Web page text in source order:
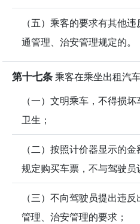
（五）乘客的要求有其他
通管理、治安管理规定的。
第十七条乘客在乘坐出租汽
（一）文明乘车，不得损
卫生；
（二）按照计价器显示的
规定购买车票，不与驾驶员
（三）不向驾驶员提出违
管理、治安管理的要求；